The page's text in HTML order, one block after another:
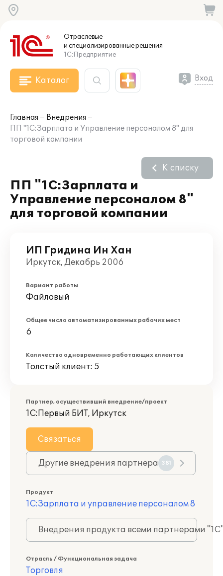
Отраслевые
и специализированныерешения
1С:Предприятие
Каталог Вход
Главная
Внедрения
ПП "1С:Зарплата и Управление персоналом 8" для
торговой компании
ПП "1С:Зарплата и
Управление персоналом 8"
для торговой компании
К списку
ИП Гридина Ин Хан
Иркутск, Декабрь 2006
Вариант работы
Файловый
Общее число автоматизированных рабочих мест
6
Количество одновременно работающих клиентов
Толстый клиент: 5
Партнер, осуществивший внедрение/проект
1С:Первый БИТ, Иркутск
Связаться
Другие внедрения партнера 381
Продукт
1С:Зарплата и управление персоналом 8
Внедрения продукта всеми партнерами
Отрасль / Функциональная задача
Торговля